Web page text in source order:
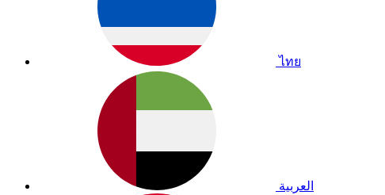
ไทย
العربية